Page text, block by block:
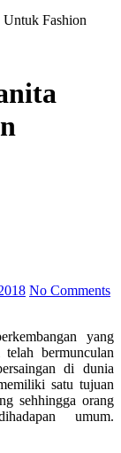
Untuk Fashion
No Comments
bermunculan
di dunia
satu tujuan
sehhingga orang
umum.